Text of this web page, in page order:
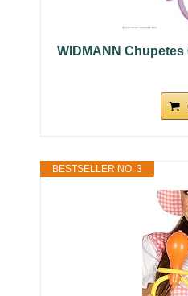
WIDMANN Chupetes
BESTSELLER NO. 3